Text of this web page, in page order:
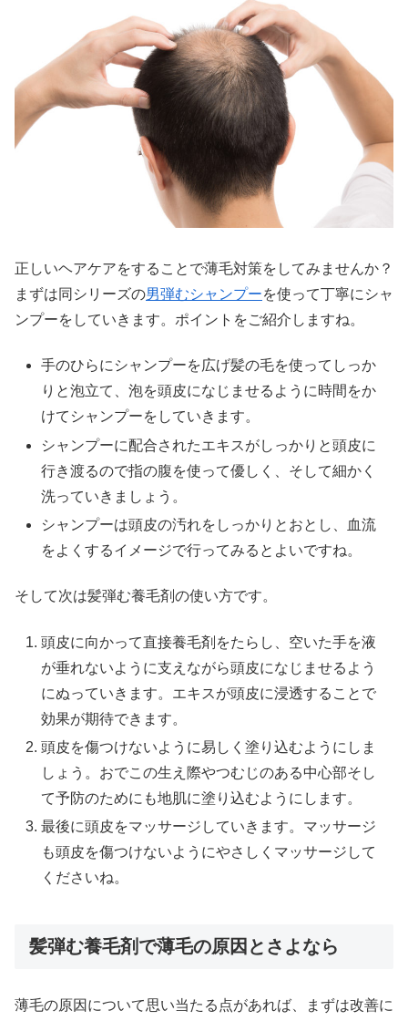
正しいヘアケアをすることで薄毛対策をしてみませんか？
まずは同シリーズの男弾むシャンプーを使って丁寧にシャ
ンプーをしていきます。ポイントをご紹介しますね。
手のひらにシャンプーを広げ髪の毛を使ってしっか
りと泡立て、泡を頭皮になじませるように時間をか
けてシャンプーをしていきます。
シャンプーに配合されたエキスがしっかりと頭皮に
行き渡るので指の腹を使って優しく、そして細かく
洗っていきましょう。
シャンプーは頭皮の汚れをしっかりとおとし、血流
をよくするイメージで行ってみるとよいですね。
そして次は髪弾む養毛剤の使い方です。
頭皮に向かって直接養毛剤をたらし、空いた手を液
が垂れないように支えながら頭皮になじませるよう
にぬっていきます。エキスが頭皮に浸透することで
効果が期待できます。
頭皮を傷つけないように易しく塗り込むようにしま
しょう。おでこの生え際やつむじのある中心部そし
て予防のためにも地肌に塗り込むようにします。
最後に頭皮をマッサージしていきます。マッサージ
も頭皮を傷つけないようにやさしくマッサージして
くださいね。
髪弾む養毛剤で薄毛の原因とさよなら
薄毛の原因について思い当たる点があれば、まずは改善に